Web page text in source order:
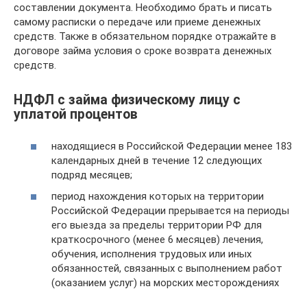
составлении документа. Необходимо брать и писать
самому расписки о передаче или приеме денежных
средств. Также в обязательном порядке отражайте в
договоре займа условия о сроке возврата денежных
средств.
НДФЛ с займа физическому лицу с
уплатой процентов
находящиеся в Российской Федерации менее 183
календарных дней в течение 12 следующих
подряд месяцев;
период нахождения которых на территории
Российской Федерации прерывается на периоды
его выезда за пределы территории РФ для
краткосрочного (менее 6 месяцев) лечения,
обучения, исполнения трудовых или иных
обязанностей, связанных с выполнением работ
(оказанием услуг) на морских месторождениях